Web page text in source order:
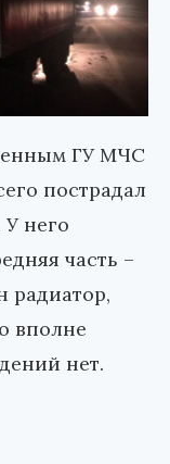
ГУ МЧС
пострадал
него
часть –
радиатор,
вполне
нет.